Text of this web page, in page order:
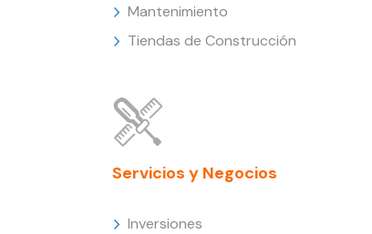
Mantenimiento
Tiendas de Construcción
Servicios y Negocios
Inversiones